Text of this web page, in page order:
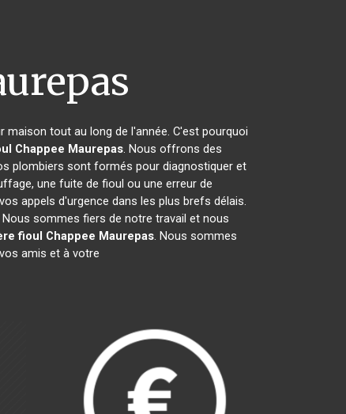
tout au long de l'année. C'est pourquoi
Chappee Maurepas. Nous offrons des
plombiers sont formés pour diagnostiquer et
une fuite de fioul ou une erreur de
appels d'urgence dans les plus brefs délais.
sommes fiers de notre travail et nous
fioul Chappee Maurepas. Nous sommes
amis et à votre